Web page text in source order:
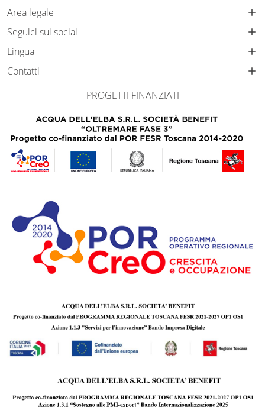
Area legale
Seguici sui social
Lingua
Contatti
PROGETTI FINANZIATI